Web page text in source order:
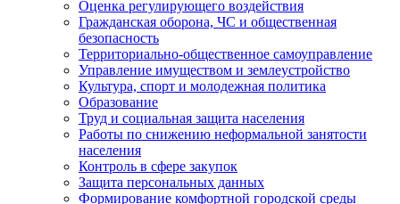
Оценка регулирующего воздействия
Гражданская оборона, ЧС и общественная
безопасность
Территориально-общественное самоуправление
Управление имуществом и землеустройство
Культура, спорт и молодежная политика
Образование
Труд и социальная защита населения
Работы по снижению неформальной занятости
населения
Контроль в сфере закупок
Защита персональных данных
Формирование комфортной городской среды